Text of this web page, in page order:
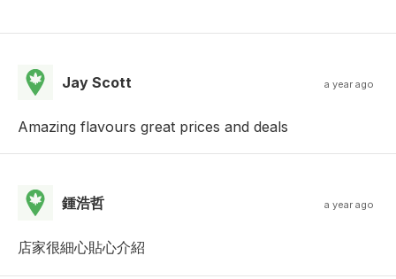
Jay Scott a year ago
Amazing flavours great prices and deals
鍾浩哲 a year ago
店家很細心貼心介紹